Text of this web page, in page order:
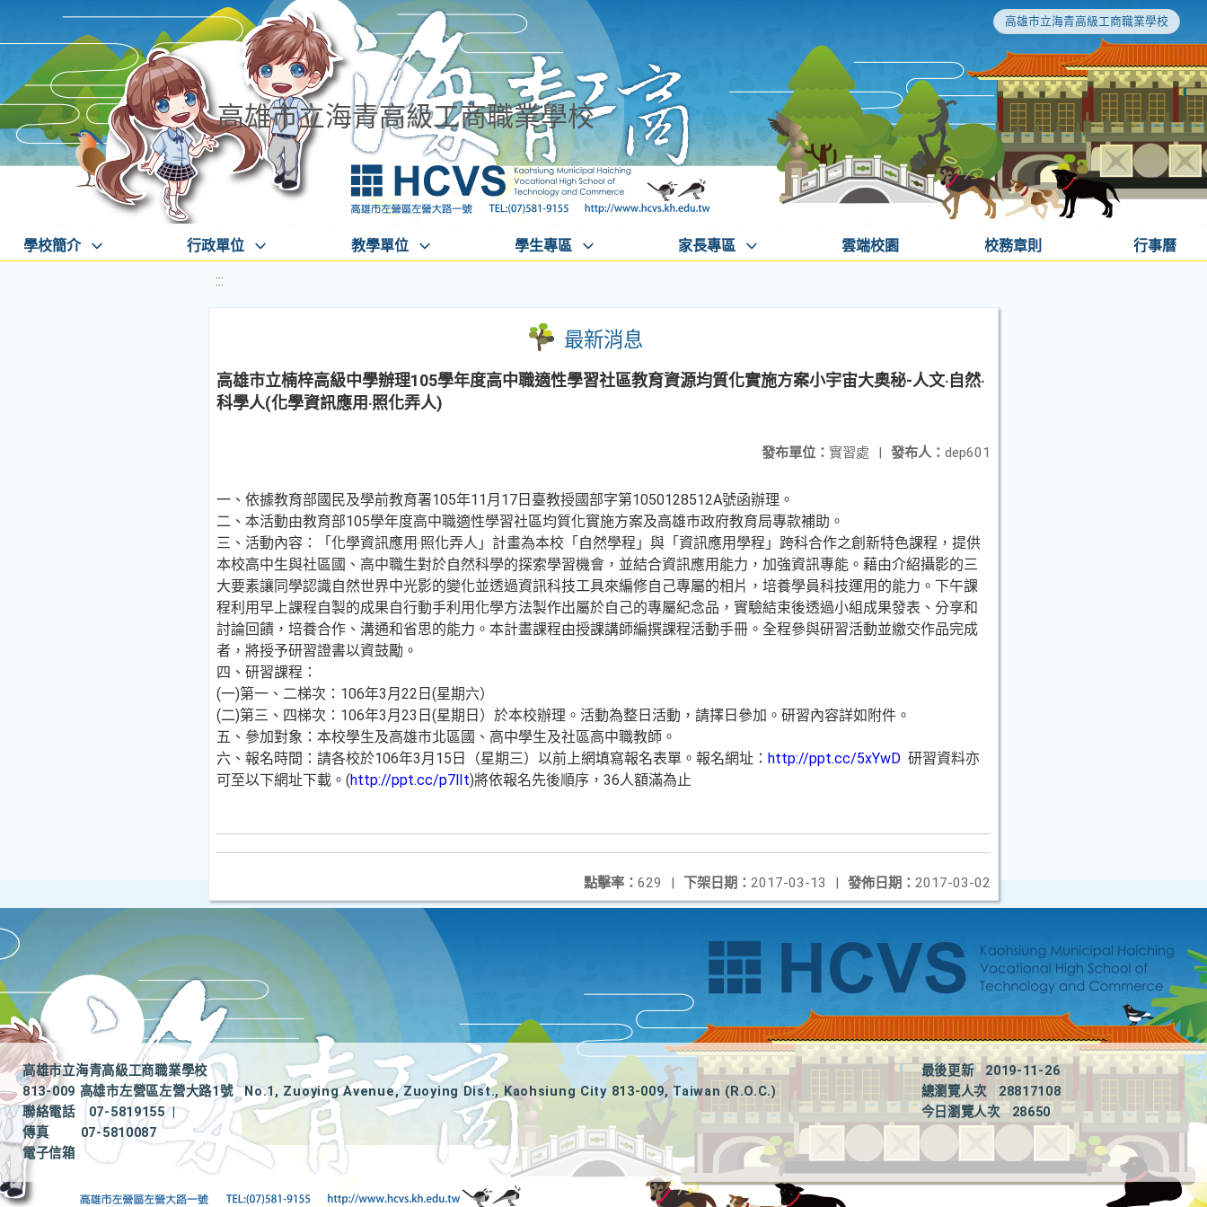
高雄市立海青高級工商職業學校
高雄市立海青高級工商職業學校
學校簡介 行政單位 教學單位 學生專區 家長專區 雲端校園 校務章則 行事曆
:::
最新消息
高雄市立楠梓高級中學辦理105學年度高中職適性學習社區教育資源均質化實施方案小宇宙大奧秘-人文‧自然‧
科學人(化學資訊應用‧照化弄人)
發布人： dep601
發布單位： 實習處 |
一、依據教育部國民及學前教育署105年11月17日臺教授國部字第1050128512A號函辦理。
二、本活動由教育部105學年度高中職適性學習社區均質化實施方案及高雄市政府教育局專款補助。
三、活動內容：「化學資訊應用‧照化弄人」計畫為本校「自然學程」與「資訊應用學程」跨科合作之創新特色課程，提供
本校高中生與社區國、高中職生對於自然科學的探索學習機會，並結合資訊應用能力，加強資訊專能。藉由介紹攝影的三
大要素讓同學認識自然世界中光影的變化並透過資訊科技工具來編修自己專屬的相片，培養學員科技運用的能力。下午課
程利用早上課程自製的成果自行動手利用化學方法製作出屬於自己的專屬紀念品，實驗結束後透過小組成果發表、分享和
討論回饋，培養合作、溝通和省思的能力。本計畫課程由授課講師編撰課程活動手冊。全程參與研習活動並繳交作品完成
者，將授予研習證書以資鼓勵。
四、研習課程：
(一)第一、二梯次：106年3月22日(星期六）
(二)第三、四梯次：106年3月23日(星期日）於本校辦理。活動為整日活動，請擇日參加。研習內容詳如附件。
五、參加對象：本校學生及高雄市北區國、高中學生及社區高中職教師。
六、報名時間：請各校於106年3月15日（星期三）以前上網填寫報名表單。報名網址： http://ppt.cc/5xYwD 研習資料亦
可至以下網址下載。(http://ppt.cc/p7lIt)將依報名先後順序，36人額滿為止
發佈日期： 2017-03-02
下架日期： 2017-03-13 |
點擊率： 629 |
高雄市立海青高級工商職業學校
813-009 高雄市左營區左營大路1號
No.1, Zuoying Avenue, Zuoying Dist., Kaohsiung City 813-009, Taiwan (R.O.C.)
聯絡電話
07-5819155
|
傳真
07-5810087
電子信箱
最後更新
2019-11-26
總瀏覽人次
28817108
今日瀏覽人次
28650